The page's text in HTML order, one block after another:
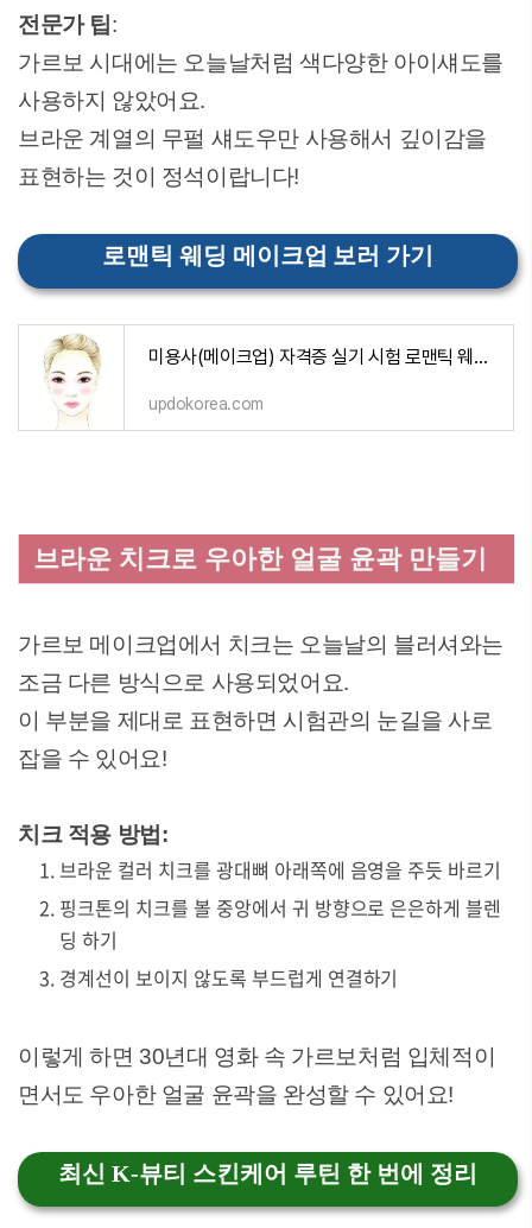
전문가 팁 :
가르보 시대에는 오늘날처럼 색다양한 아이섀도를
사용하지 않았어요.
브라운 계열의 무펄 섀도우만 사용해서 깊이감을
표현하는 것이 정석이랍니다!
로맨틱 웨딩 메이크업 보러 가기
미용사(메이크업) 자격증 실기 시험 로맨틱 웨딩 메이크업
updokorea.com
브라운 치크로 우아한 얼굴 윤곽 만들기
가르보 메이크업에서 치크는 오늘날의 블러셔와는
조금 다른 방식으로 사용되었어요.
이 부분을 제대로 표현하면 시험관의 눈길을 사로
잡을 수 있어요!
치크 적용 방법:
브라운 컬러 치크를 광대뼈 아래쪽에 음영을 주듯 바르기
핑크톤의 치크를 볼 중앙에서 귀 방향으로 은은하게 블렌
딩 하기
경계선이 보이지 않도록 부드럽게 연결하기
이렇게 하면 30년대 영화 속 가르보처럼 입체적이
면서도 우아한 얼굴 윤곽을 완성할 수 있어요!
최신 K-뷰티 스킨케어 루틴 한 번에 정리